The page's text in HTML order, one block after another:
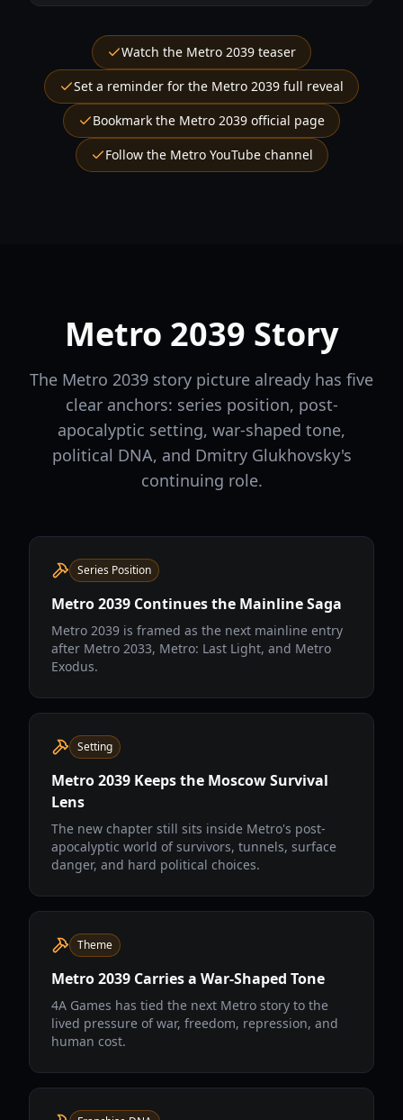
Watch the Metro 2039 teaser
Set a reminder for the Metro 2039 full reveal
Bookmark the Metro 2039 official page
Follow the Metro YouTube channel
Metro 2039 Story
The Metro 2039 story picture already has five
clear anchors: series position, post-
apocalyptic setting, war-shaped tone,
political DNA, and Dmitry Glukhovsky's
continuing role.
Series Position
Metro 2039 Continues the Mainline Saga
Metro 2039 is framed as the next mainline entry
after Metro 2033, Metro: Last Light, and Metro
Exodus.
Setting
Metro 2039 Keeps the Moscow Survival
Lens
The new chapter still sits inside Metro's post-
apocalyptic world of survivors, tunnels, surface
danger, and hard political choices.
Theme
Metro 2039 Carries a War-Shaped Tone
4A Games has tied the next Metro story to the
lived pressure of war, freedom, repression, and
human cost.